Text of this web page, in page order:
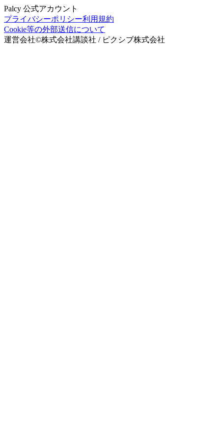
Palcy 公式アカウント
プライバシーポリシー利用規約
Cookie等の外部送信について
運営会社©株式会社講談社 / ピクシブ株式会社